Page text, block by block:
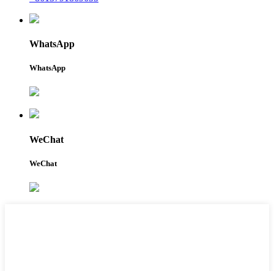
WhatsApp
WhatsApp
WeChat
WeChat